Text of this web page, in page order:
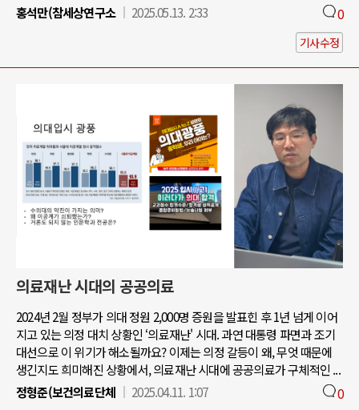
홍석만(참세상연구소
2025.05.13. 2:33 0
기사수정
의료재난 시대의 공공의료
2024년 2월 정부가 의대 정원 2,000명 증원을 발표힌 후 1년 넘게 이어
지고 있는 의정 대치 상황인 ‘의료재난' 시대. 과연 대통령 파면과 조기
대선으로 이 위기가 해소될까요? 이제는 의정 갈등이 왜, 무엇 때문에
생긴지도 희미해진 상황에서, 의료재난 시대에 공공의료가 구체적인 ...
정형준(보건의료단체
2025.04.11. 1:07 0